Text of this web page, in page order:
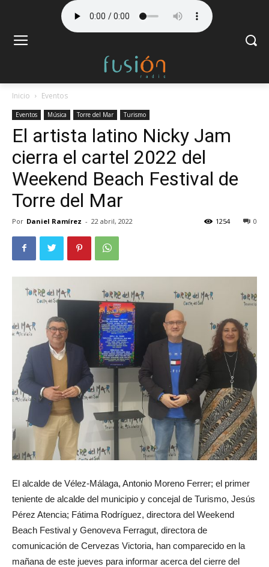
Inicio Eventos
Eventos Música Torre del Mar Turismo
El artista latino Nicky Jam
cierra el cartel 2022 del
Weekend Beach Festival de
Torre del Mar
Por Daniel Ramírez - 22 abril, 2022 0
1254
El alcalde de Vélez-Málaga, Antonio Moreno Ferrer; el primer
teniente de alcalde del municipio y concejal de Turismo, Jesús
Pérez Atencia; Fátima Rodríguez, directora del Weekend
Beach Festival y Genoveva Ferragut, directora de
comunicación de Cervezas Victoria, han comparecido en la
mañana de este jueves para informar acerca del cierre del